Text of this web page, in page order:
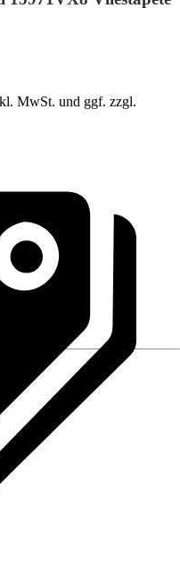
MwSt. und ggf. zzgl.